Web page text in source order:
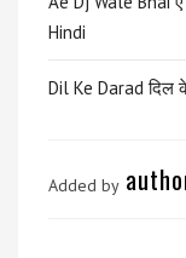
Hindi
Dil Ke Darad दिल
Added by